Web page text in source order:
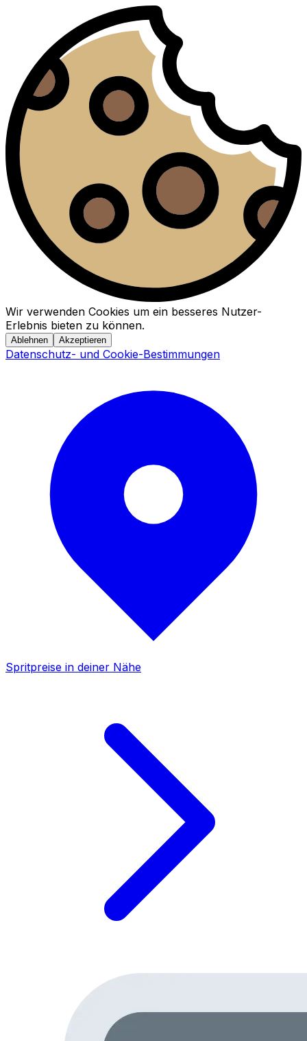
Wir verwenden Cookies um ein besseres Nutzer-
Erlebnis bieten zu können.
Ablehnen Akzeptieren
Datenschutz- und Cookie-Bestimmungen
Spritpreise in deiner Nähe